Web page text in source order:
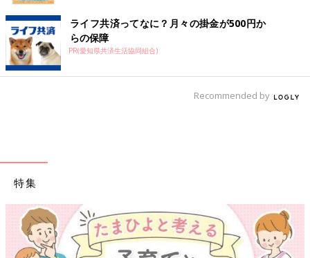
ライフ共済ってなに？月々の掛金が500円か
らの保障
PR(愛知県共済生活協同組合)
Recommended by
特集